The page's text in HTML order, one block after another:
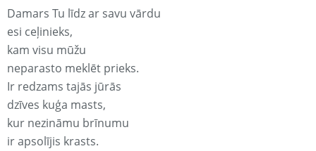
Damars Tu līdz ar savu vārdu
esi ceļinieks,
kam visu mūžu
neparasto meklēt prieks.
Ir redzams tajās jūrās
dzīves kuģa masts,
kur nezināmu brīnumu
ir apsolījis krasts.